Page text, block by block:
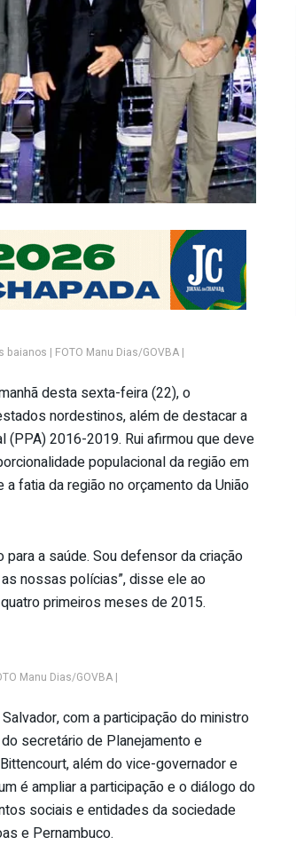
| FOTO Manu Dias/GOVBA |
desta sexta-feira (22), o
nordestinos, além de destacar a
(PPA) 2016-2019. Rui afirmou que deve
populacional da região em
fatia da região no orçamento da União
a saúde. Sou defensor da criação
nossas polícias”, disse ele ao
primeiros meses de 2015.
Manu Dias/GOVBA |
com a participação do ministro
secretário de Planejamento e
além do vice-governador e
é ampliar a participação e o diálogo do
sociais e entidades da sociedade
e Pernambuco.